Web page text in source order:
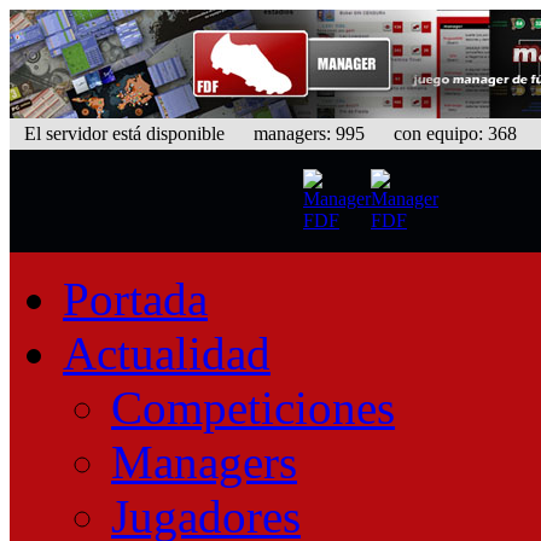
El servidor está disponible managers: 995 con equipo: 368
Portada
Actualidad
Competiciones
Managers
Jugadores